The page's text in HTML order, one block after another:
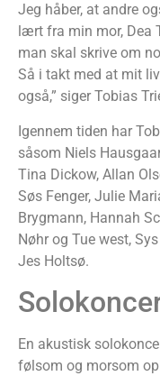
Jeg håber, at andre
lært fra min mor, Dea
man skal skrive om
Så i takt med at mit
også,” siger Tobias
Igennem tiden har
såsom Niels
Tina Dickow, Allan
Søs Fenger, Julie
Brygmann, Hannah
Nøhr og Tue west,
Jes Holtsø.
En akustisk
følsom og morsom